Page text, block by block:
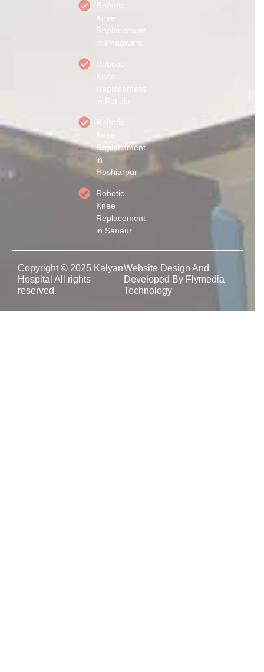
Robotic
Knee
Replacement
in Phagwara
Robotic
Knee
Replacement
in Patiala
Robotic
Knee
Replacement
in
Hoshiarpur
Robotic
Knee
Replacement
in Sanaur
Copyright © 2025 Kalyan
Hospital All rights
reserved.
Website Design And
Developed By Flymedia
Technology